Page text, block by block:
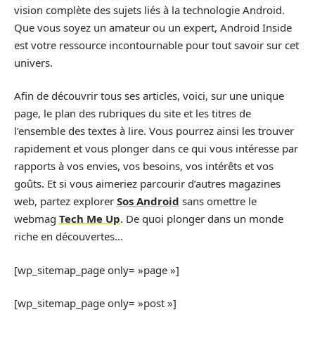
vision complète des sujets liés à la technologie Android.
Que vous soyez un amateur ou un expert, Android Inside
est votre ressource incontournable pour tout savoir sur cet
univers.
Afin de découvrir tous ses articles, voici, sur une unique
page, le plan des rubriques du site et les titres de
l’ensemble des textes à lire. Vous pourrez ainsi les trouver
rapidement et vous plonger dans ce qui vous intéresse par
rapports à vos envies, vos besoins, vos intérêts et vos
goûts. Et si vous aimeriez parcourir d’autres magazines
web, partez explorer Sos Android sans omettre le
webmag Tech Me Up. De quoi plonger dans un monde
riche en découvertes…
[wp_sitemap_page only= »page »]
[wp_sitemap_page only= »post »]